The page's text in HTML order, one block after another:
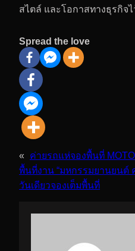
สไตล์ และโอกาสทางธุรกิจ
Spread the love
«
ค่ายรถแห่จองพื้นที่
พื้นที่งาน “มหกรรมยานยนต์
วันเดียวจองเต็มพื้นที่